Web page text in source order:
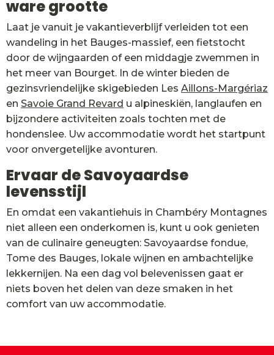
ware grootte
Laat je vanuit je vakantieverblijf verleiden tot een
wandeling in het Bauges-massief, een fietstocht
door de wijngaarden of een middagje zwemmen in
het meer van Bourget. In de winter bieden de
gezinsvriendelijke skigebieden Les Aillons-Margériaz
en Savoie Grand Revard u alpineskiën, langlaufen en
bijzondere activiteiten zoals tochten met de
hondenslee. Uw accommodatie wordt het startpunt
voor onvergetelijke avonturen.
Ervaar de Savoyaardse
levensstijl
En omdat een vakantiehuis in Chambéry Montagnes
niet alleen een onderkomen is, kunt u ook genieten
van de culinaire geneugten: Savoyaardse fondue,
Tome des Bauges, lokale wijnen en ambachtelijke
lekkernijen. Na een dag vol belevenissen gaat er
niets boven het delen van deze smaken in het
comfort van uw accommodatie.